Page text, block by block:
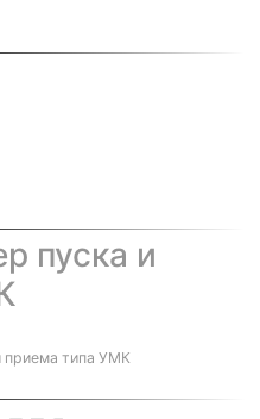
пуска и
приема типа УМК